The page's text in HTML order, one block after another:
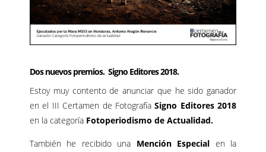
Dos nuevos premios. Signo Editores 2018.
Estoy muy contento de anunciar que he sido ganador
en el III Certamen de FotografíaSigno Editores 2018
en la categoría Fotoperiodismo de Actualidad.
También he recibido una Mención Especial en la